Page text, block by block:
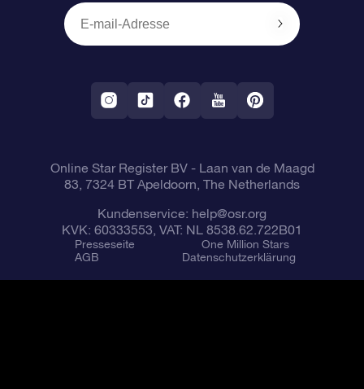
Firmengeschenke
One Million Stars
VR-App „Fliege mich zu den Sternen“
Versandinformationen
Sternbilder
Online Star Register BV- Laan van de Maagd
83, 7324 BT Apeldoorn, The Netherlands
Kundenservice: help@osr.org
KVK: 60333553, VAT: NL 8538.62.722B01
Presseseite
One Million Stars
AGB
Datenschutzerklärung